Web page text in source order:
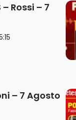
Rossi – 7
– 7 Agosto